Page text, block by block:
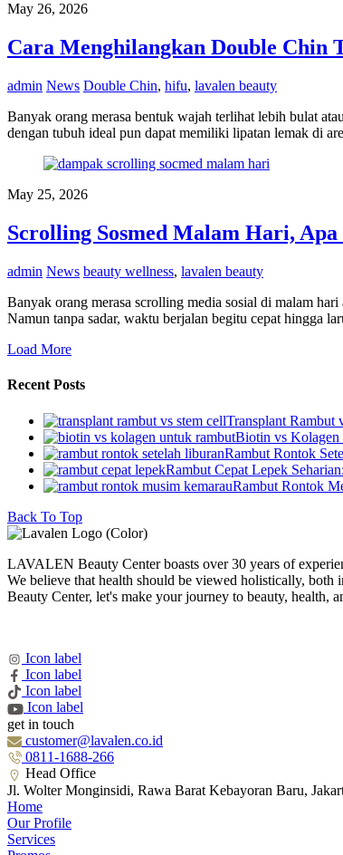
May 26, 2026
Cara Menghilangkan Double Chin
admin News Double Chin, hifu, lavalen beauty
Banyak orang merasa bentuk wajah terlihat lebih bulat
dengan tubuh ideal pun dapat memiliki lipatan lemak di
May 25, 2026
Scrolling Sosmed Malam Hari,
admin News beauty wellness, lavalen beauty
Banyak orang merasa scrolling media sosial di malam
Namun tanpa sadar, waktu berjalan begitu cepat hingga
Load More
Recent Posts
Transplant Rambut
Biotin vs Kolagen
Rambut Rontok
Rambut Cepat Lepek
Rambut Rontok
Back To Top
LAVALEN Beauty Center boasts over 30 years of
We believe that health should be viewed holistically,
Beauty Center, let's make your journey to beauty, health,
Icon label
Icon label
Icon label
Icon label
get in touch
customer@lavalen.co.id
0811-1688-266
Head Office
Jl. Wolter Monginsidi, Rawa Barat Kebayoran Baru,
Home
Our Profile
Services